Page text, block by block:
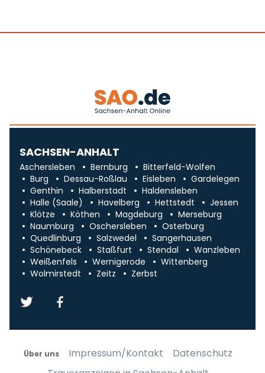
SACHSEN-ANHALT
Aschersleben Bernburg
Bitterfeld-Wolfen
Burg
Dessau-Roßlau Eisleben
Gardelegen
Genthin
Halberstadt
Haldensleben
Halle (Saale)
Havelberg Hettstedt
Jessen
Klötze
Köthen Magdeburg
Merseburg
Naumburg
Oschersleben
Osterburg
Quedlinburg
Salzwedel
Sangerhausen
Schönebeck
Staßfurt Stendal
Wanzleben
Weißenfels
Wernigerode
Wittenberg
Wolmirstedt
Zeitz Zerbst
Über uns Impressum/Kontakt
Datenschutz